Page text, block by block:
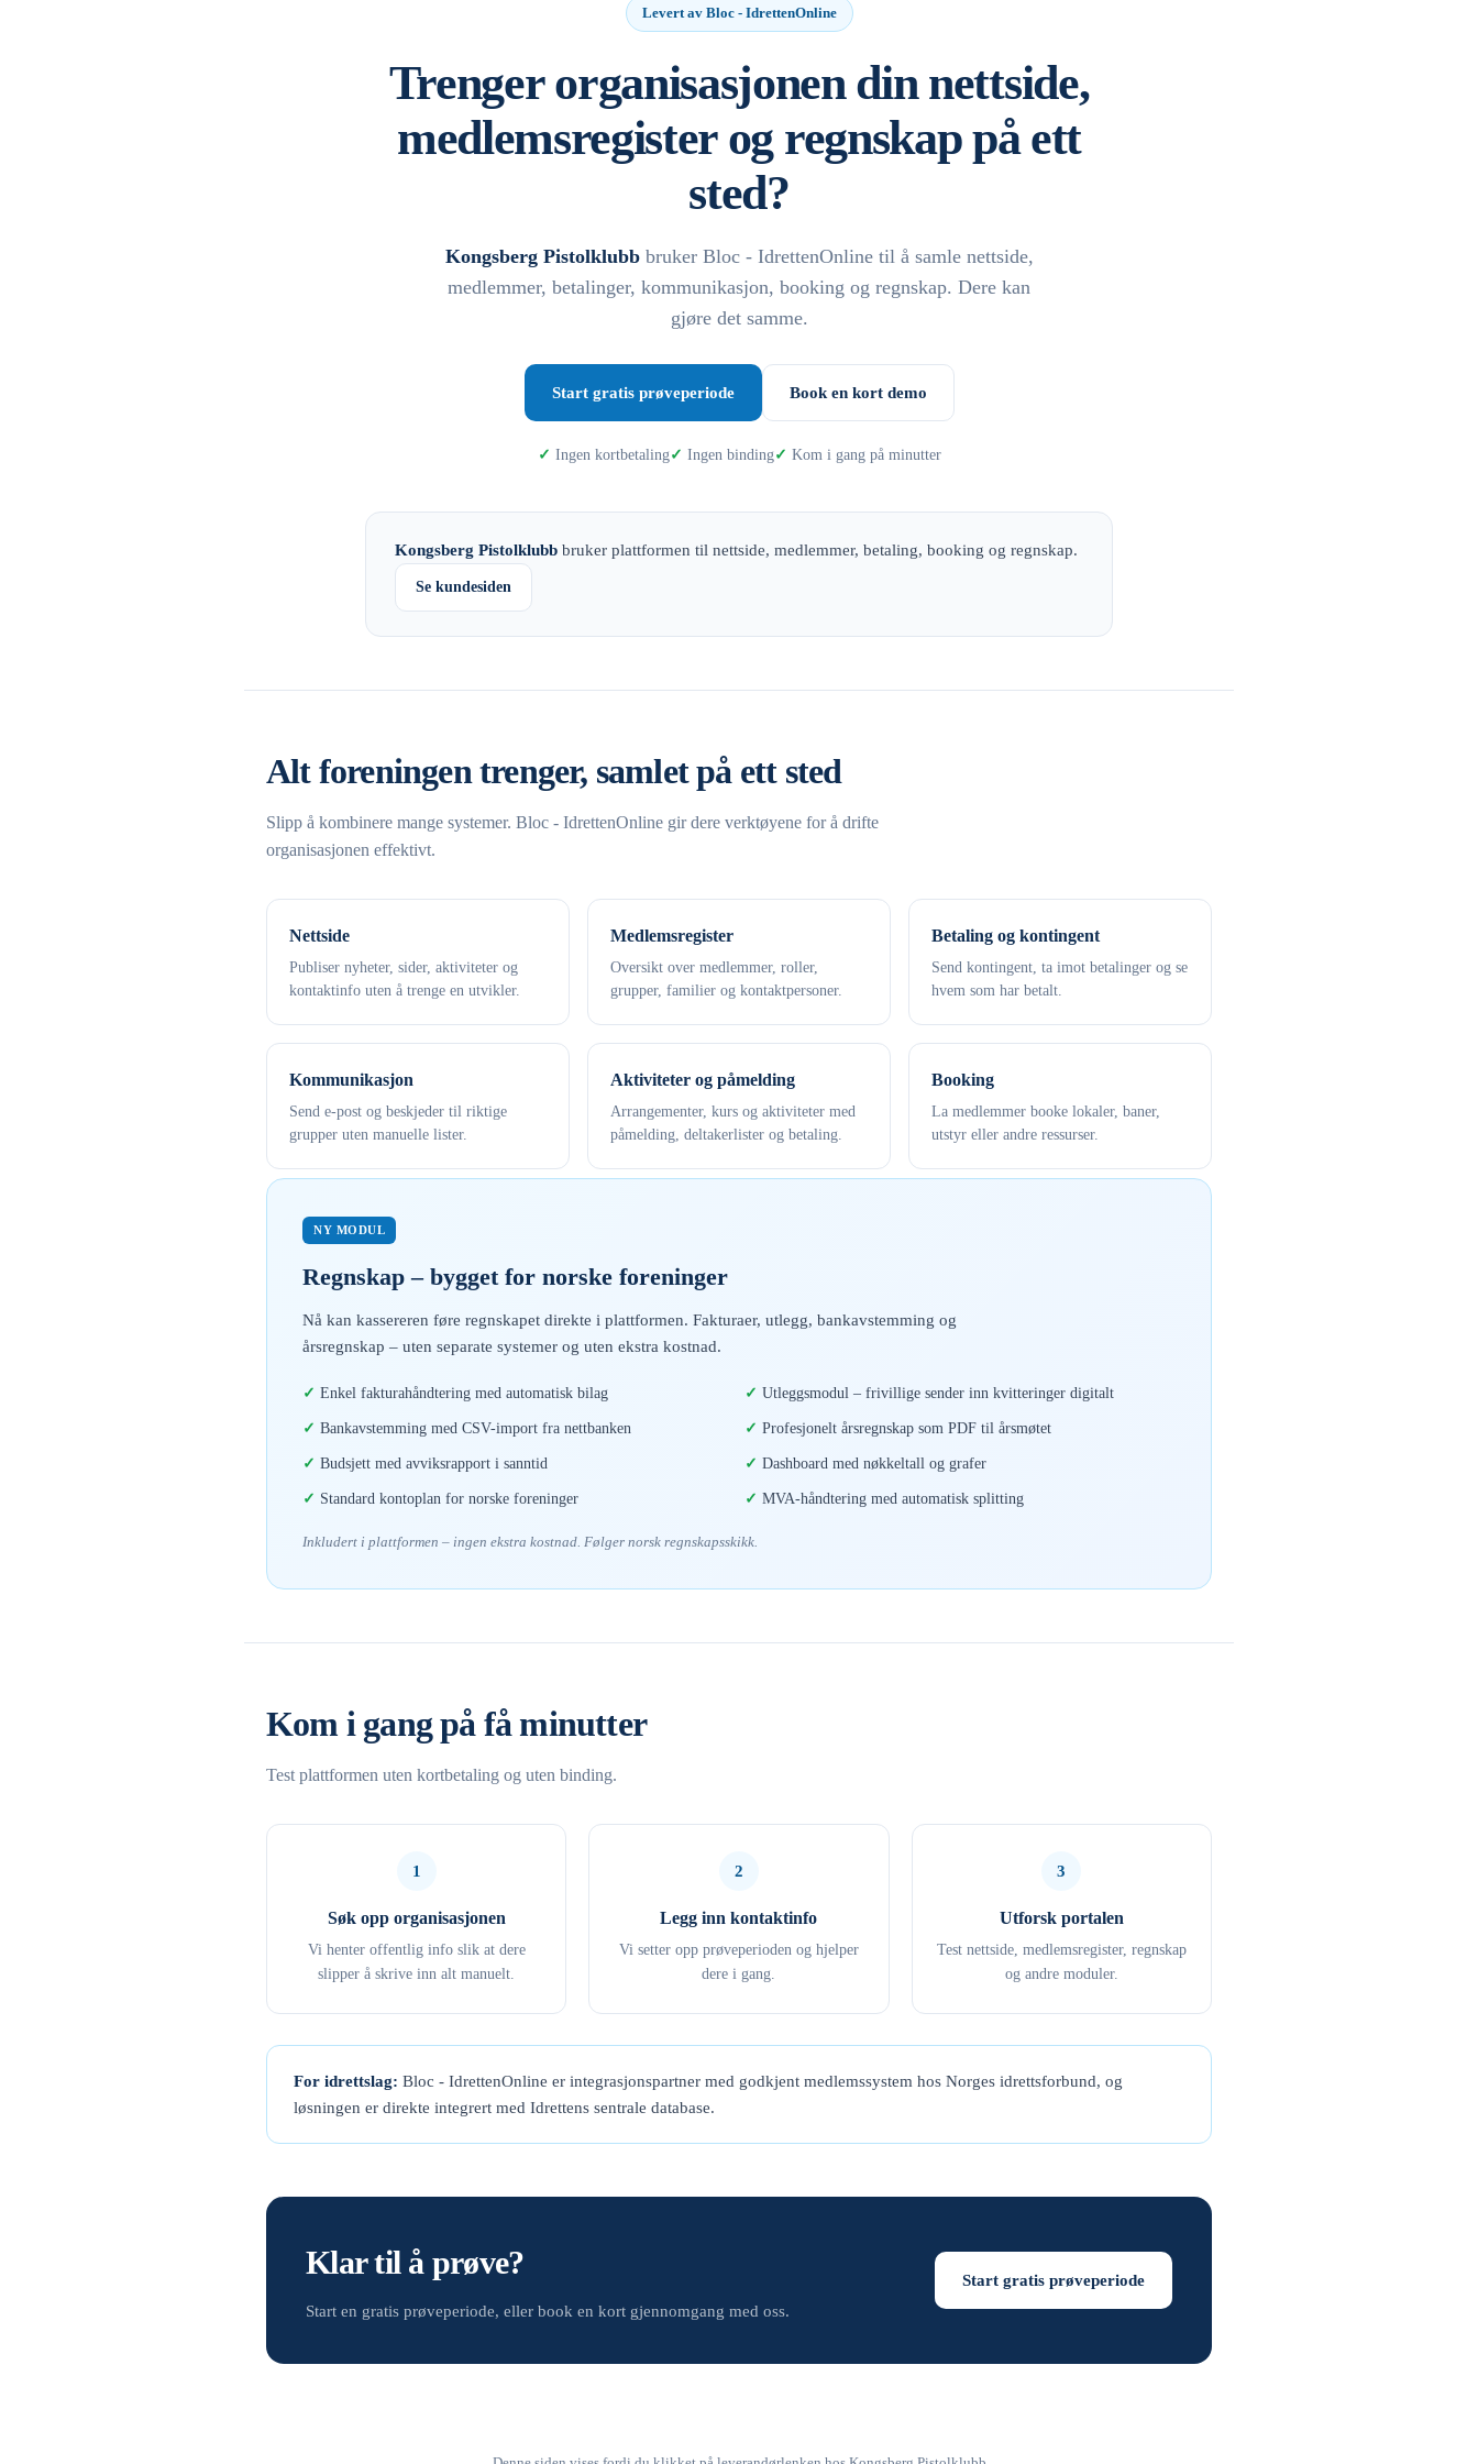
Levert av Bloc - IdrettenOnline
Trenger organisasjonen din nettside,
medlemsregister og regnskap på ett
sted?
Kongsberg Pistolklubbbruker Bloc - IdrettenOnline til å samle nettside,
medlemmer, betalinger, kommunikasjon, booking og regnskap. Dere kan
gjøre det samme.
Start gratis prøveperiode Book en kort demo
Ingen kortbetaling Ingen binding Kom i gang på minutter
Kongsberg Pistolklubb bruker plattformen til nettside, medlemmer, betaling, booking og regnskap.
Se kundesiden
Alt foreningen trenger, samlet på ett sted
Slipp å kombinere mange systemer. Bloc - IdrettenOnline gir dere verktøyene for å drifte
organisasjonen effektivt.
Nettside
Publiser nyheter, sider, aktiviteter og
kontaktinfo uten å trenge en utvikler.
Medlemsregister
Oversikt over medlemmer, roller,
grupper, familier og kontaktpersoner.
Betaling og kontingent
Send kontingent, ta imot betalinger og se
hvem som har betalt.
Kommunikasjon
Send e-post og beskjeder til riktige
grupper uten manuelle lister.
Aktiviteter og påmelding
Arrangementer, kurs og aktiviteter med
påmelding, deltakerlister og betaling.
Booking
La medlemmer booke lokaler, baner,
utstyr eller andre ressurser.
NY MODUL
Regnskap – bygget for norske foreninger
Nå kan kassereren føre regnskapet direkte i plattformen. Fakturaer, utlegg, bankavstemming og
årsregnskap – uten separate systemer og uten ekstra kostnad.
Enkel fakturahåndtering med automatisk bilag Utleggsmodul – frivillige sender inn kvitteringer digitalt
Bankavstemming med CSV-import fra nettbanken Profesjonelt årsregnskap som PDF til årsmøtet
Budsjett med avviksrapport i sanntid Dashboard med nøkkeltall og grafer
Standard kontoplan for norske foreninger MVA-håndtering med automatisk splitting
Inkludert i plattformen – ingen ekstra kostnad. Følger norsk regnskapsskikk.
Kom i gang på få minutter
Test plattformen uten kortbetaling og uten binding.
1
Søk opp organisasjonen
Vi henter offentlig info slik at dere
slipper å skrive inn alt manuelt.
2
Legg inn kontaktinfo
Vi setter opp prøveperioden og hjelper
dere i gang.
3
Utforsk portalen
Test nettside, medlemsregister, regnskap
og andre moduler.
For idrettslag: Bloc - IdrettenOnline er integrasjonspartner med godkjent medlemssystem hos Norges idrettsforbund, og
løsningen er direkte integrert med Idrettens sentrale database.
Klar til å prøve?
Start en gratis prøveperiode, eller book en kort gjennomgang med oss.
Start gratis prøveperiode